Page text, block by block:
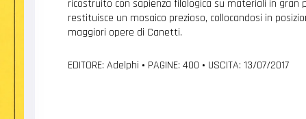
ricostruito con sapienza filologica su materiali in gran
restituisce un mosaico prezioso, collocandosi in
maggiori opere di Canetti.
EDITORE: Adelphi • PAGINE: 400 • USCITA: 13/07/2017